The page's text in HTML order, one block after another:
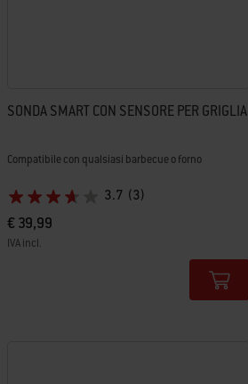
SONDA SMART CON SENSORE PER GRIGLIA
Compatibile con qualsiasi barbecue o forno
3.7 (3)
€ 39,99
IVA incl.